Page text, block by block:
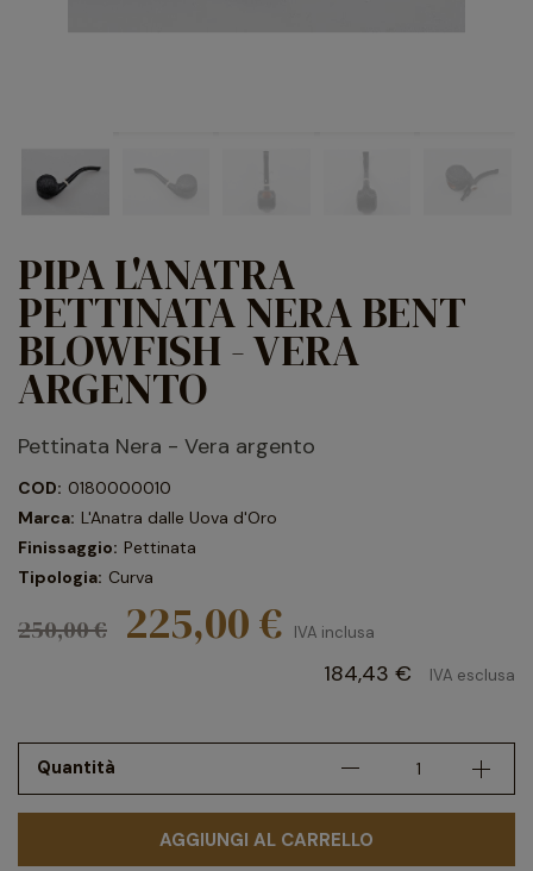
PIPA L'ANATRA
PETTINATA NERA BENT
BLOWFISH - VERA
ARGENTO
Pettinata Nera - Vera argento
COD: 0180000010
Marca: L'Anatra dalle Uova d'Oro
Finissaggio: Pettinata
Tipologia: Curva
250,00 € 225,00 € IVA inclusa
184,43 € IVA esclusa
Quantità
AGGIUNGI AL CARRELLO